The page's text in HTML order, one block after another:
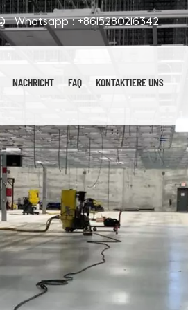
Whatsapp :+8615280216342
NACHRICHT FAQ KONTAKTIERE UNS